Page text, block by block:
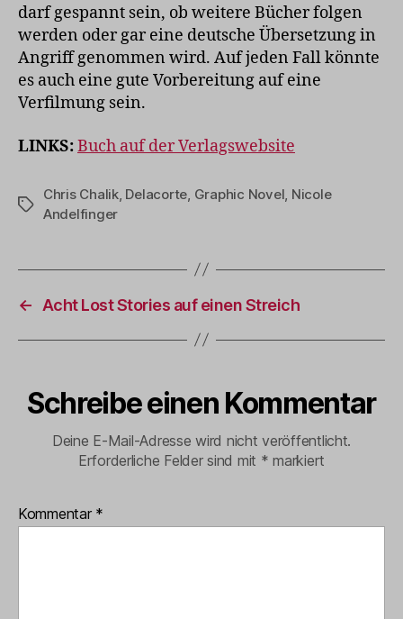
darf gespannt sein, ob weitere Bücher folgen
werden oder gar eine deutsche Übersetzung in
Angriff genommen wird. Auf jeden Fall könnte
es auch eine gute Vorbereitung auf eine
Verfilmung sein.
LINKS:Buch auf der Verlagswebsite
Schlagwörter
Chris Chalik, Delacorte, Graphic Novel, Nicole
Andelfinger
← Acht Lost Stories auf einen Streich
Schreibe einen Kommentar
Deine E-Mail-Adresse wird nicht veröffentlicht.
Erforderliche Felder sind mit * markiert
Kommentar *